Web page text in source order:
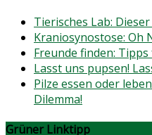
Tierisches Lab:
Kraniosynostose: Oh
Freunde finden:
Lasst uns pupsen!
Pilze essen oder
Dilemma!
Grüner Linktipp